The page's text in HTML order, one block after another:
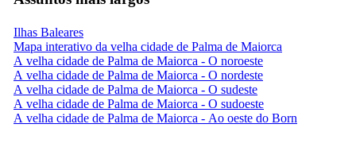
Ilhas Baleares
Mapa interativo da velha cidade de Palma de Maiorca
A velha cidade de Palma de Maiorca - O noroeste
A velha cidade de Palma de Maiorca - O nordeste
A velha cidade de Palma de Maiorca - O sudeste
A velha cidade de Palma de Maiorca - O sudoeste
A velha cidade de Palma de Maiorca - Ao oeste do Born